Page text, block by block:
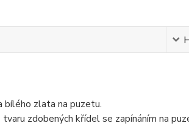
bílého zlata na puzetu.
zdobených křídel se zapínáním na